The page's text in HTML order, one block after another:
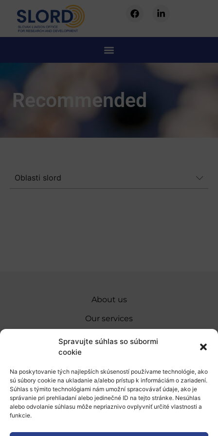
Spravujte súhlas so súbormi
cookie
Na poskytovanie tých najlepších skúseností používame technológie, ako
sú súbory cookie na ukladanie a/alebo prístup k informáciám o zariadení.
Súhlas s týmito technológiami nám umožní spracovávať údaje, ako je
správanie pri prehliadaní alebo jedinečné ID na tejto stránke. Nesúhlas
alebo odvolanie súhlasu môže nepriaznivo ovplyvniť určité vlastnosti a
funkcie.
Recommended
Oblasti slord
About us
Our services
Funding and support
Internships and stays
News
Privacy Policy